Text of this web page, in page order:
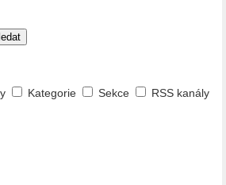
Kategorie Sekce RSS kanály